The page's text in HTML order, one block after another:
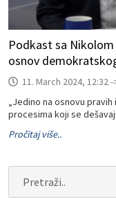
Podkast sa
osnov
11. March 2024, 12:32 -
„Jedino na osnovu
procesima koji se
Pročitaj više..